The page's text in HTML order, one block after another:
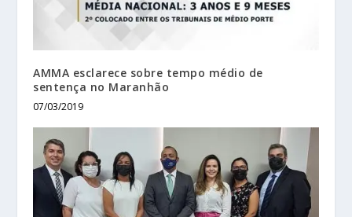
AMMA esclarece sobre tempo médio de
sentença no Maranhão
07/03/2019